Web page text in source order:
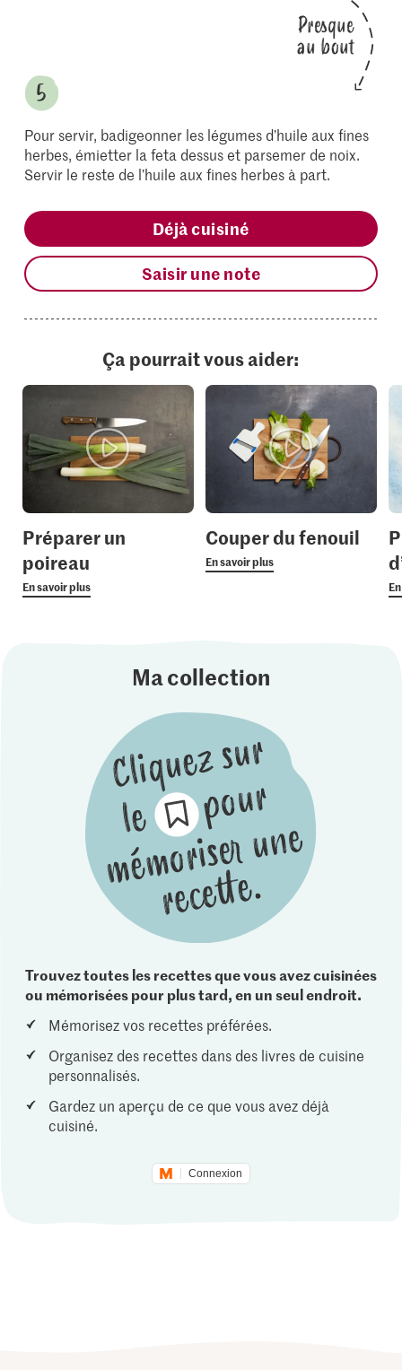
Presque
au bout
Pour servir, badigeonner les légumes d’huile aux fines
herbes, émietter la feta dessus et parsemer de noix.
Servir le reste de l’huile aux fines herbes à part.
Déjà cuisiné
Saisir une note
Ça pourrait vous aider:
Préparer un
poireau
En savoir plus
Couper du fenouil
En savoir plus
Ma collection
Trouvez toutes les recettes que vous avez cuisinées
ou mémorisées pour plus tard, en un seul endroit.
Mémorisez vos recettes préférées.
Organisez des recettes dans des livres de cuisine
personnalisés.
Gardez un aperçu de ce que vous avez déjà
cuisiné.
Connexion